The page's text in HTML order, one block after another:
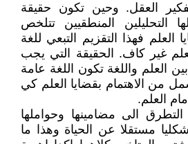
العقل. وحين تكون حقيقة
التحليلين المنطقيين تتلخص
فهذا التقزيم التبعي للغة
غير كاف. الحقيقة التي يجب
العلم واللغة تكون اللغة عامة
من الاهتمام بقضايا العلم كي
العلم.
الى مضامينها وحواملها
مستقلا عن الحياة وهذا ما